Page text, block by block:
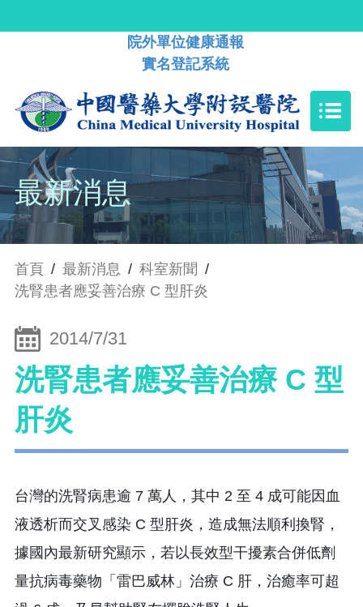
院外單位健康通報
實名登記系統
最新消息
首頁 / 最新消息 / 科室新聞 /
洗腎患者應妥善治療 C 型肝炎
2014/7/31
洗腎患者應妥善治療 C 型
肝炎
台灣的洗腎病患逾 7 萬人，其中 2 至 4 成可能因血
液透析而交叉感染 C 型肝炎，造成無法順利換腎，
據國內最新研究顯示，若以長效型干擾素合併低劑
量抗病毒藥物「雷巴威林」治療 C 肝，治癒率可超